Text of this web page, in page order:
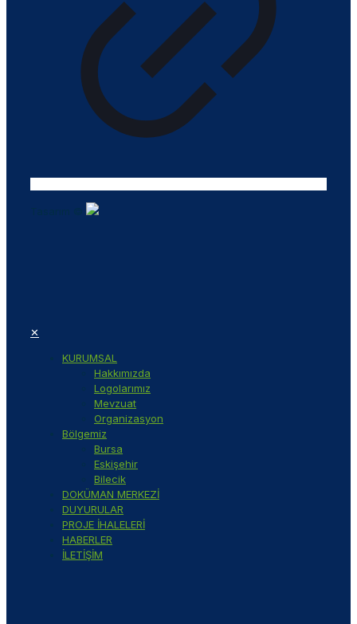
✕
KURUMSAL
Hakkımızda
Logolarımız
Mevzuat
Organizasyon
Bölgemiz
Bursa
Eskişehir
Bilecik
DOKÜMAN MERKEZİ
DUYURULAR
PROJE İHALELERİ
HABERLER
İLETİŞİM